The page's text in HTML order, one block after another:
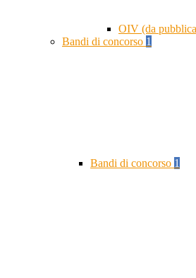
OIV (da
Bandi di concorso 1
Bandi di concorso 1